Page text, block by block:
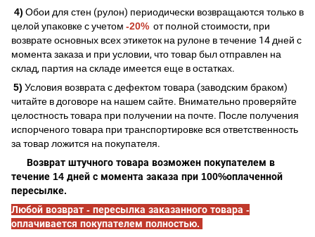
4) Обои для стен (рулон) периодически возвращаются только в
целой упаковке с учетом -20% от полной стоимости, при
возврате основных всех этикеток на рулоне в течение 14 дней с
момента заказа и при условии, что товар был отправлен на
склад, партия на складе имеется еще в остатках.
5) Условия возврата с дефектом товара (заводским браком)
читайте в договоре на нашем сайте. Внимательно проверяйте
целостность товара при получении на почте. После получения
испорченого товара при транспортировке вся ответственность
за товар ложится на покупателя.
Возврат штучного товара возможен покупателем в
течение 14 дней с момента заказа при 100%оплаченной
пересылке.
Любой возврат - пересылка заказанного товара -
оплачивается покупателем полностью.